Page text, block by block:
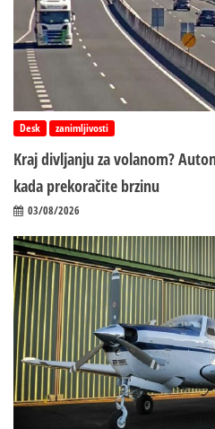
Desk zanimljivosti
Kraj divljanju za volanom?
kada prekoračite brzinu
03/08/2026